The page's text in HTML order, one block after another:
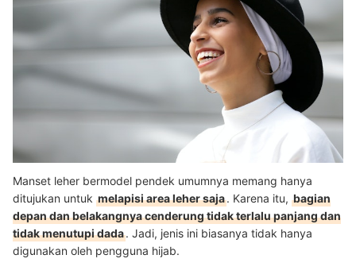
Manset leher bermodel pendek umumnya memang hanya
ditujukan untuk melapisi area leher saja. Karena itu, bagian
depan dan belakangnya cenderung tidak terlalu panjang dan
tidak menutupi dada. Jadi, jenis ini biasanya tidak hanya
digunakan oleh pengguna hijab.